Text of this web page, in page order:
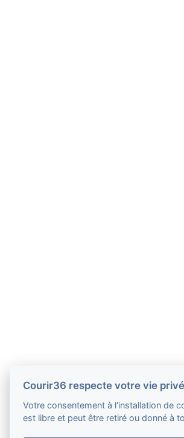
Courir36 respecte votre vie
Votre consentement à l'installation de
est libre et peut être retiré ou donné à